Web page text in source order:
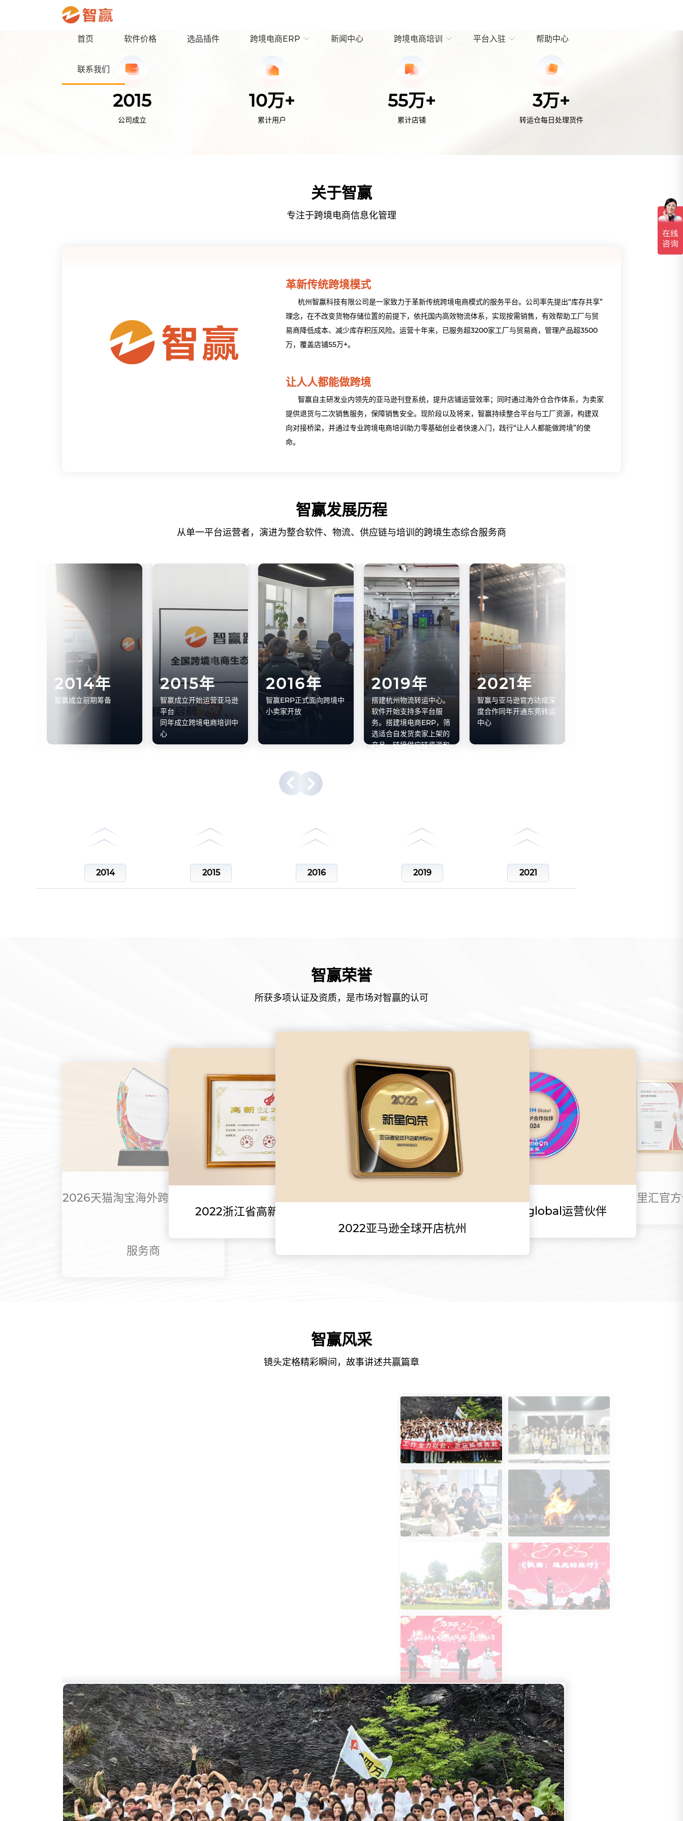
首页 软件价格 选品插件 跨境电商ERP 新闻中心 跨境电商培训 平台入驻 帮助中心
联系我们
2015
公司成立
10万+
累计用户
55万+
累计店铺
3万+
转运仓每日处理货件
关于智赢
专注于跨境电商信息化管理
革新传统跨境模式
杭州智赢科技有限公司是一家致力于革新传统跨境电商模式的服务平台。公司率先提出“库存共享”
理念，在不改变货物存储位置的前提下，依托国内高效物流体系，实现按需销售，有效帮助工厂与贸
易商降低成本、减少库存积压风险。运营十年来，已服务超3200家工厂与贸易商，管理产品超3500
万，覆盖店铺55万+。
让人人都能做跨境
智赢自主研发业内领先的亚马逊刊登系统，提升店铺运营效率；同时通过海外仓合作体系，为卖家
提供退货与二次销售服务，保障销售安全。现阶段以及将来，智赢持续整合平台与工厂资源，构建双
向对接桥梁，并通过专业跨境电商培训助力零基础创业者快速入门，践行“让人人都能做跨境”的使
命。
智赢发展历程
从单一平台运营者，演进为整合软件、物流、供应链与培训的跨境生态综合服务商
2014年
智赢成立前期筹备
2014
2015年
智赢成立开始运营亚马逊
平台
同年成立跨境电商培训中
心
2015
2016年
智赢ERP正式面向跨境中
小卖家开放
2016
2019年
搭建杭州物流转运中心。
软件开始支持多平台服
务。搭建境电商ERP，筛
选适合自发货卖家上架的
产品，链接供应链资源和
2019
2021年
智赢与亚马逊官方达成深
度合作同年开通东莞转运
中心
2021
智赢荣誉
所获多项认证及资质，是市场对智赢的认可
2026天猫淘宝海外跨境官方合作
服务商
2022浙江省高新技术企业认证
2022亚马逊全球开店杭州
2024 Ozon global运营伙伴
2024万里汇官
智赢风采
镜头定格精彩瞬间，故事讲述共赢篇章